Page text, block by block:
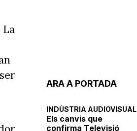
ARA A PORTADA
INDÚSTRIA AUDIOVISUAL
Els canvis que
confirma Televisió
La